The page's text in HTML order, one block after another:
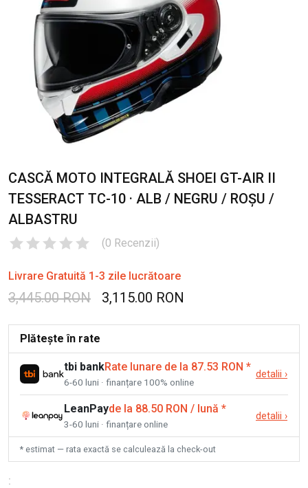
CASCĂ MOTO INTEGRALĂ SHOEI GT-AIR II
TESSERACT TC-10 · ALB / NEGRU / ROȘU /
ALBASTRU
(0 Recenzii)
Livrare Gratuită 1-3 zile lucrătoare
3,445.00 RON 3,115.00 RON
Plătește în rate
tbi bankRate lunare de la 87.53 RON *
6-60 luni · finanțare 100% online
detalii ›
LeanPayde la 88.50 RON / lună *
3-60 luni · finanțare online
detalii ›
* estimat — rata exactă se calculează la check-out
: